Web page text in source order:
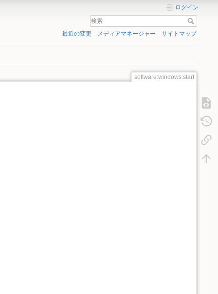
ログイン
最近の変更 メディアマネージャー サイトマップ
software:windows:start